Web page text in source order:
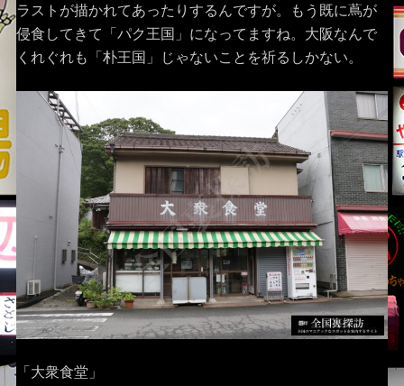
ラストが描かれてあったりするんですが。もう既に蔦が
侵食してきて「パク王国」になってますね。大阪なんで
くれぐれも「朴王国」じゃないことを祈るしかない。
「大衆食堂」